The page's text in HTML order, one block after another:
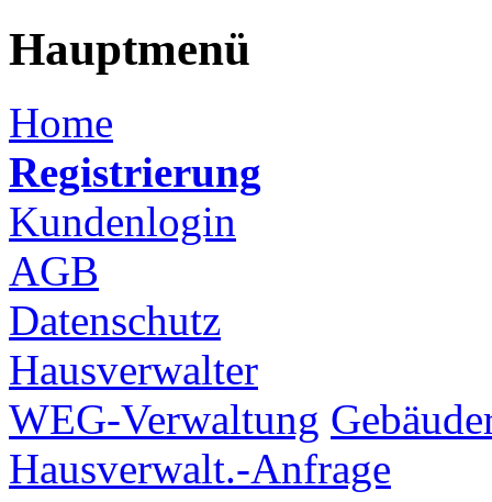
Hauptmenü
Home
Registrierung
Kundenlogin
AGB
Datenschutz
Hausverwalter
WEG-Verwaltung
Hausverwalt.-Anfrage